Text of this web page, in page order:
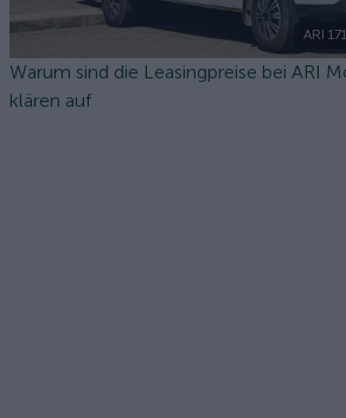
ARI
Warum sind die Leasingpreise bei ARI
klären auf